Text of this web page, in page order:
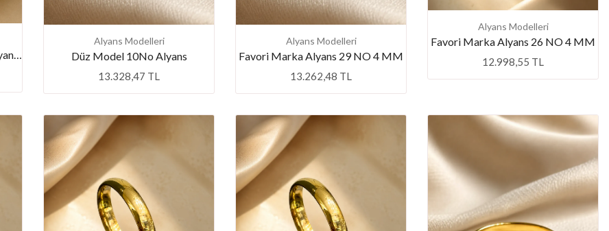
Favori Marka 5mm Bombeli Alyans 22 NO
Alyans Modelleri
Düz Model 10No Alyans
13.328,47 TL
Alyans Modelleri
Favori Marka Alyans 29 NO 4 MM
13.262,48 TL
Alyans Modelleri
Favori Marka Alyans 26 NO 4 MM
12.998,55 TL